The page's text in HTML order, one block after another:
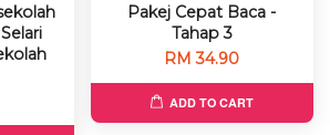
Pakej Cepat Baca -
Tahap 3
RM 34.90
ADD TO CART